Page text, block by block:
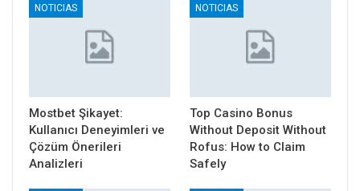
NOTICIAS
Mostbet Şikayet:
Kullanıcı Deneyimleri ve
Çözüm Önerileri
Analizleri
NOTICIAS
Top Casino Bonus
Without Deposit Without
Rofus: How to Claim
Safely